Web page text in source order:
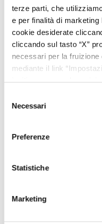
terze parti, che
e per finalità di
cookie desiderate
cliccando sul tasto “X”
necessari per la
mediante il link
invitiamo a prendere
delNecessari
Preferenze
Statistiche
Marketing
Consigli del
Camminate
evitare la folla.
Portate
Concludete la
circondati
La primavera in Val
relax.